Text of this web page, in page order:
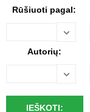
Rūšiuoti pagal:
Autorių: